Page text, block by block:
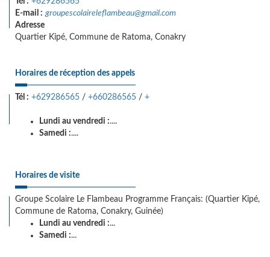
E-mail : groupescolaireleflambeau@gmail.com
Adresse
Quartier Kipé, Commune de Ratoma, Conakry
Horaires de réception des appels
Tél : +629286565 / +660286565 / +
Lundi au vendredi :....
Samedi :....
Horaires de visite
Groupe Scolaire Le Flambeau Programme Français: (Quartier Kipé,
Commune de Ratoma, Conakry, Guinée)
Lundi au vendredi :...
Samedi :...